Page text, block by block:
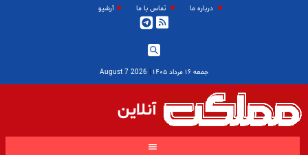
درباره ما تماس با ما آرشیو
جمعه ۱۶ مرداد ۱۴۰۵ |
2026 August 7
آنلاین